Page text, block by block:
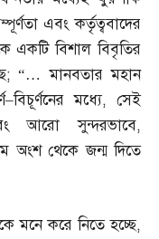
এবং কর্তৃত্ববাদের
একটি বিশাল বিবৃতির
; “…মানবতার মহান
–বিচূর্ণনের মধ্যে, সেই
আরো সুন্দরভাবে,
অংশ থেকে জন্ম দিতে
মনে করে নিতে হচ্ছে,